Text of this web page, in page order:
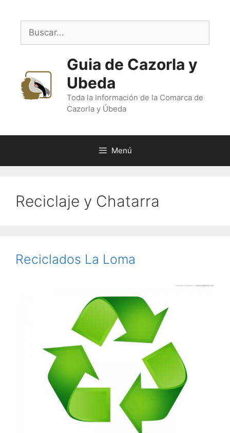
contenido
Buscar:
Guia de Cazorla y
Ubeda
Toda la Información de la Comarca de
Cazorla y Úbeda
Menú
Reciclaje y Chatarra
Reciclados La Loma